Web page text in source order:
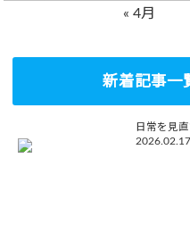
« 4月
新着記事一
日常を見
2026.02.17